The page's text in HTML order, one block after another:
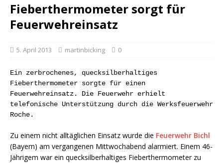
Fieberthermometer sorgt für
Feuerwehreinsatz
5. April 2013 martinbicking 0
Ein zerbrochenes, quecksilberhaltiges
Fieberthermometer sorgte für einen
Feuerwehreinsatz. Die Feuerwehr erhielt
telefonische Unterstützung durch die Werksfeuerwehr
Roche.
Zu einem nicht alltäglichen Einsatz wurde die Feuerwehr Bichl
(Bayern) am vergangenen Mittwochabend alarmiert. Einem 46-
Jährigem war ein quecksilberhaltiges Fieberthermometer zu